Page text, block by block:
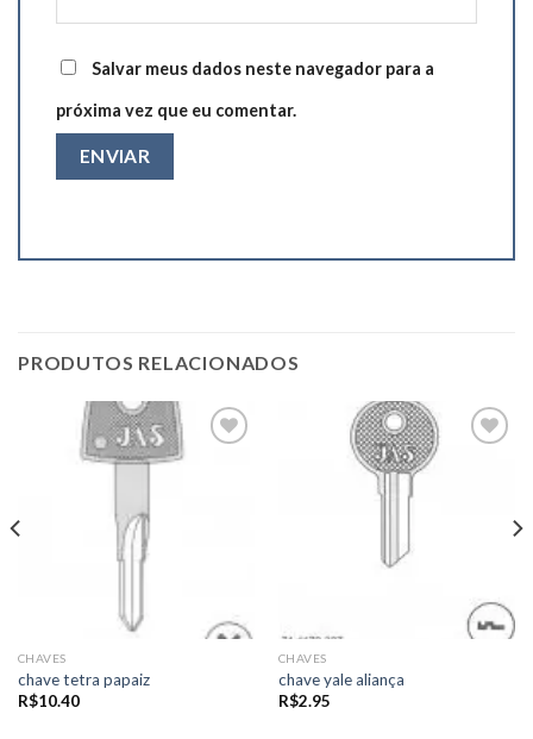
Salvar meus dados neste navegador para a
próxima vez que eu comentar.
PRODUTOS RELACIONADOS
CHAVES
chave tetra papaiz
R$10.40
CHAVES
chave yale aliança
R$2.95